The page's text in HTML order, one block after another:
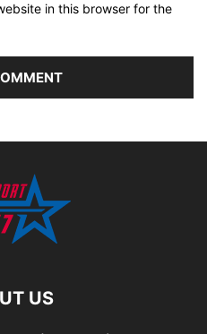
in this browser for the
US